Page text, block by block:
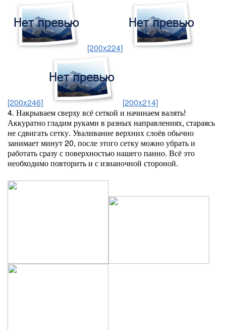
[200x224]
[200x246]
[200x214]
4. Накрываем сверху всё сеткой и начинаем валять!
Аккуратно гладим руками в разных направлениях, стараясь
не сдвигать сетку. Уваливание верхних слоёв обычно
занимает минут 20, после этого сетку можно убрать и
работать сразу с поверхностью нашего панно. Всё это
необходимо повторить и с изнаночной стороной.